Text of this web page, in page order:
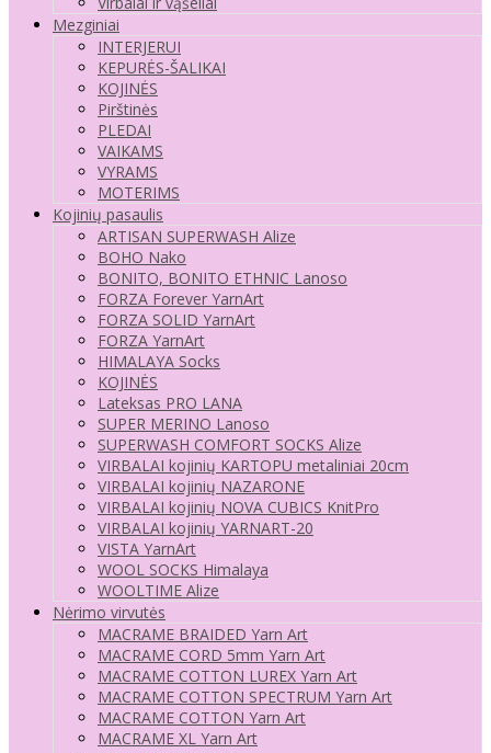
Mezginiai
INTERJERUI
KEPURĖS-ŠALIKAI
KOJINĖS
Pirštinės
PLEDAI
VAIKAMS
VYRAMS
MOTERIMS
Kojinių pasaulis
ARTISAN SUPERWASH Alize
BOHO Nako
BONITO, BONITO ETHNIC Lanoso
FORZA Forever YarnArt
FORZA SOLID YarnArt
FORZA YarnArt
HIMALAYA Socks
KOJINĖS
Lateksas PRO LANA
SUPER MERINO Lanoso
SUPERWASH COMFORT SOCKS Alize
VIRBALAI kojinių KARTOPU metaliniai 20cm
VIRBALAI kojinių NAZARONE
VIRBALAI kojinių NOVA CUBICS KnitPro
VIRBALAI kojinių YARNART-20
VISTA YarnArt
WOOL SOCKS Himalaya
WOOLTIME Alize
Nėrimo virvutės
MACRAME BRAIDED Yarn Art
MACRAME CORD 5mm Yarn Art
MACRAME COTTON LUREX Yarn Art
MACRAME COTTON SPECTRUM Yarn Art
MACRAME COTTON Yarn Art
MACRAME XL Yarn Art